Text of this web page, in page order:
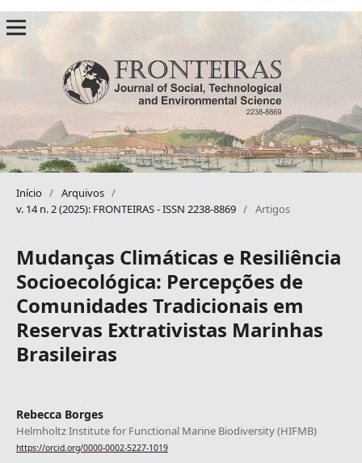
Início / Arquivos /
v. 14 n. 2 (2025): FRONTEIRAS - ISSN 2238-8869 / Artigos
Mudanças Climáticas e Resiliência
Socioecológica: Percepções de
Comunidades Tradicionais em
Reservas Extrativistas Marinhas
Brasileiras
Rebecca Borges
Helmholtz Institute for Functional Marine Biodiversity (HIFMB)
https://orcid.org/0000-0002-5227-1019